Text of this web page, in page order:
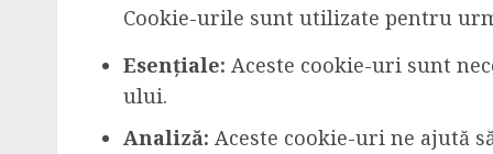
Cookie-urile sunt utilizate pentru
Esențiale: Aceste cookie-uri sunt
ului.
Analiză: Aceste cookie-uri ne ajută